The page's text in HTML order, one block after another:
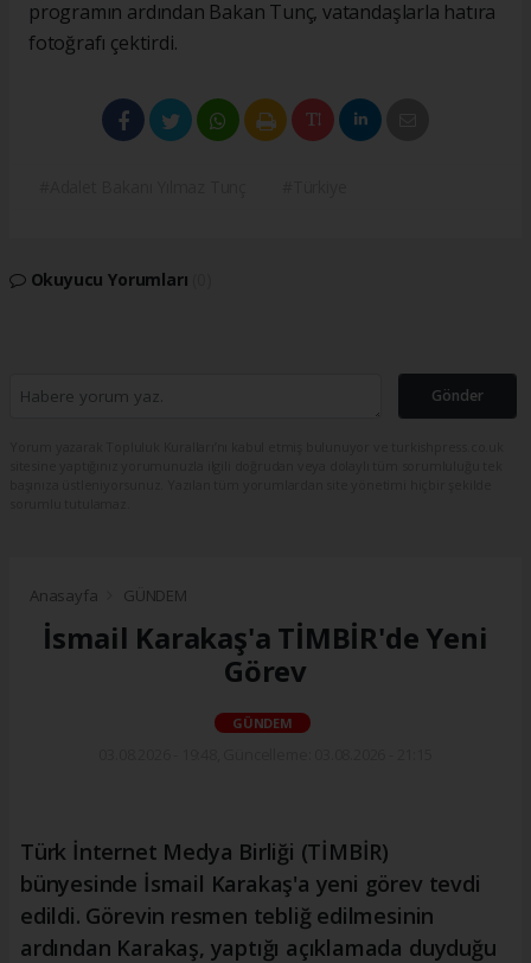
programın ardından Bakan Tunç, vatandaşlarla hatıra
fotoğrafı çektirdi.
Okuyucu Yorumları
Gönder
Anasayfa GÜNDEM
İsmail Karakaş'a TİMBİR'de Yeni
Görev
GÜNDEM
Türk İnternet Medya Birliği (TİMBİR)
bünyesinde İsmail Karakaş'a yeni görev tevdi
edildi. Görevin resmen tebliğ edilmesinin
ardından Karakaş, yaptığı açıklamada duyduğu